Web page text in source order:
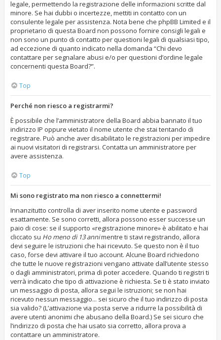
legale, permettendo la registrazione delle informazioni scritte dal
minore. Se hai dubbi o incertezze, mettiti in contatto con un
consulente legale per assistenza. Nota bene che phpBB Limited e il
proprietario di questa Board non possono fornire consigli legali e
non sono un punto di contatto per questioni legali di qualsiasi tipo,
ad eccezione di quanto indicato nella domanda “Chi devo
contattare per segnalare abusi e/o per questioni d’ordine legale
concernenti questa Board?”.
Top
Perché non riesco a registrarmi?
È possibile che l’amministratore della Board abbia bannato il tuo
indirizzo IP oppure vietato il nome utente che stai tentando di
registrare. Può anche aver disabilitato le registrazioni per impedire
ai nuovi visitatori di registrarsi. Contatta un amministratore per
avere assistenza.
Top
Mi sono registrato ma non riesco a connettermi!
Innanzitutto controlla di aver inserito nome utente e password
esattamente. Se sono corretti, allora possono esser successe un
paio di cose: se il supporto «registrazione minore» è abilitato e hai
cliccato su Ho meno di 13 annimentre ti stavi registrando, allora
devi seguire le istruzioni che hai ricevuto. Se questo non è il tuo
caso, forse devi attivare il tuo account. Alcune Board richiedono
che tutte le nuove registrazioni vengano attivate dall’utente stesso
o dagli amministratori, prima di poter accedere. Quando ti registri ti
verrà indicato che tipo di attivazione è richiesta. Se ti è stato inviato
un messaggio di posta, allora segui le istruzioni; se non hai
ricevuto nessun messaggio... sei sicuro che il tuo indirizzo di posta
sia valido? (L’attivazione via posta serve a ridurre la possibilità di
avere utenti anonimi che abusano della Board.) Se sei sicuro che
l’indirizzo di posta che hai usato sia corretto, allora prova a
contattare un amministratore.